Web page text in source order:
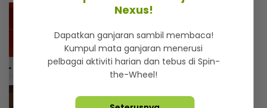
Nexus!
Dapatkan ganjaran sambil membaca!
Kumpul mata ganjaran menerusi
pelbagai aktiviti harian dan tebus di Spin-
the-Wheel!